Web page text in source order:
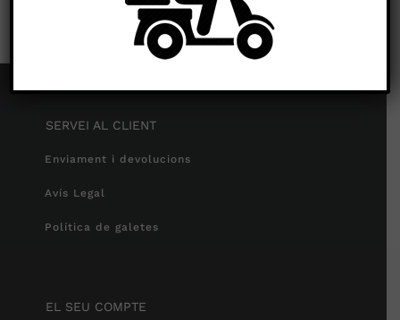
SERVEI AL CLIENT
Enviament i devolucions
Avís Legal
Política de galetes
EL SEU COMPTE